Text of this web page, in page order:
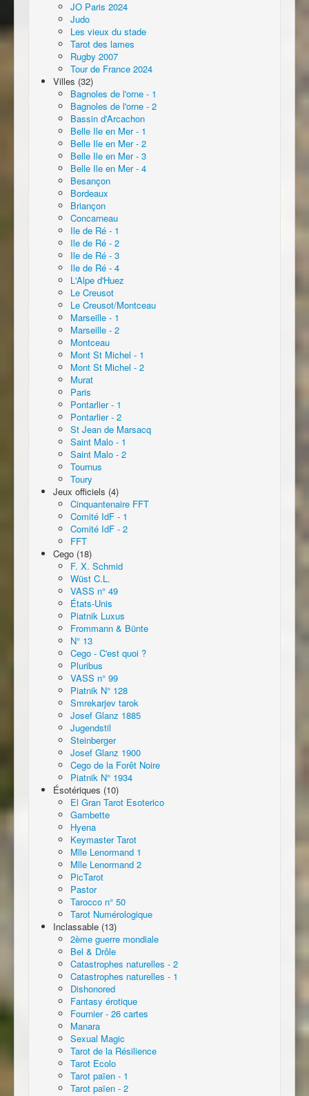
JO Paris 2024
Judo
Les vieux du stade
Tarot des lames
Rugby 2007
Tour de France 2024
Villes (32)
Bagnoles de l'orne - 1
Bagnoles de l'orne - 2
Bassin d'Arcachon
Belle Ile en Mer - 1
Belle Ile en Mer - 2
Belle Ile en Mer - 3
Belle Ile en Mer - 4
Besançon
Bordeaux
Briançon
Concarneau
Ile de Ré - 1
Ile de Ré - 2
Ile de Ré - 3
Ile de Ré - 4
L'Alpe d'Huez
Le Creusot
Le Creusot/Montceau
Marseille - 1
Marseille - 2
Montceau
Mont St Michel - 1
Mont St Michel - 2
Murat
Paris
Pontarlier - 1
Pontarlier - 2
St Jean de Marsacq
Saint Malo - 1
Saint Malo - 2
Tournus
Toury
Jeux officiels (4)
Cinquantenaire FFT
Comité IdF - 1
Comité IdF - 2
FFT
Cego (18)
F. X. Schmid
Wüst C.L.
VASS n° 49
États-Unis
Piatnik Luxus
Frommann & Bünte
N° 13
Cego - C'est quoi ?
Pluribus
VASS n° 99
Piatnik N° 128
Smrekarjev tarok
Josef Glanz 1885
Jugendstil
Steinberger
Josef Glanz 1900
Cego de la Forêt Noire
Piatnik N° 1934
Ésotériques (10)
El Gran Tarot Esoterico
Gambette
Hyena
Keymaster Tarot
Mlle Lenormand 1
Mlle Lenormand 2
PicTarot
Pastor
Tarocco n° 50
Tarot Numérologique
Inclassable (13)
2ème guerre mondiale
Bel & Drôle
Catastrophes naturelles - 2
Catastrophes naturelles - 1
Dishonored
Fantasy érotique
Fournier - 26 cartes
Manara
Sexual Magic
Tarot de la Résilience
Tarot Ecolo
Tarot païen - 1
Tarot païen - 2